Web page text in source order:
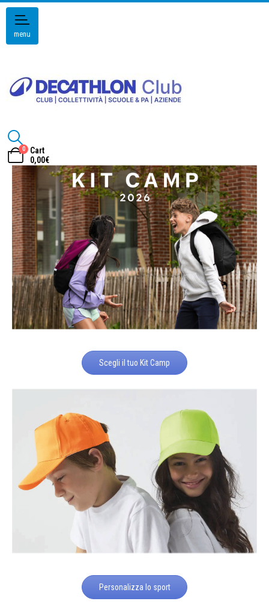
menu
0
Cart
0,00€
Scegli il tuo Kit Camp
Personalizza lo sport